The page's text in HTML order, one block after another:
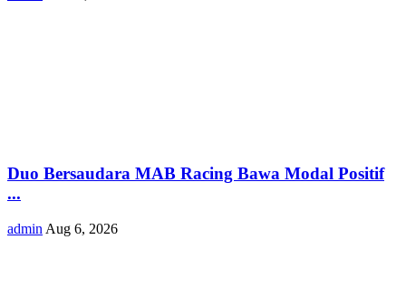
Duo Bersaudara MAB Racing Bawa Modal Positif
...
admin Aug 6, 2026